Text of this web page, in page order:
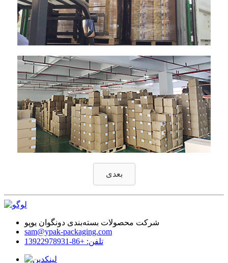
بعدی
شرکت محصولات بسته‌بندی دونگوان یوپو
sam@ypak-packaging.com
تلفن: +86-13922978931